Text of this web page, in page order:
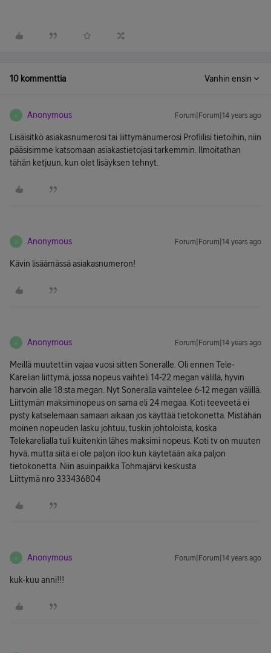
10 kommenttia Vanhin ensin
A Anonymous Forum|Forum|14 years ago
Lisäisitkö asiakasnumerosi tai liittymänumerosi Profiilisi tietoihin, niin
pääsisimme katsomaan asiakastietojasi tarkemmin. Ilmoitathan
tähän ketjuun, kun olet lisäyksen tehnyt.
A Anonymous Forum|Forum|14 years ago
Kävin lisäämässä asiakasnumeron!
A Anonymous Forum|Forum|14 years ago
Meillä muutettiin vajaa vuosi sitten Soneralle. Oli ennen Tele-
Karelian liittymä, jossa nopeus vaihteli 14-22 megan välillä, hyvin
harvoin alle 18:sta megan. Nyt Soneralla vaihtelee 6-12 megan välillä.
Liittymän maksiminopeus on sama eli 24 megaa. Koti teeveetä ei
pysty katselemaan samaan aikaan jos käyttää tietokonetta. Mistähän
moinen nopeuden lasku johtuu, tuskin johtoloista, koska
Telekarelialla tuli kuitenkin lähes maksimi nopeus. Koti tv on muuten
hyvä, mutta siitä ei ole paljon iloo kun käytetään aika paljon
tietokonetta. Niin asuinpaikka Tohmajärvi keskusta
Liittymä nro 333436804
A Anonymous Forum|Forum|14 years ago
kuk-kuu anni!!!